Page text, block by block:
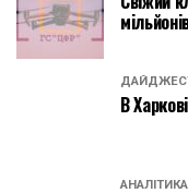
В
АНАЛІТИКА